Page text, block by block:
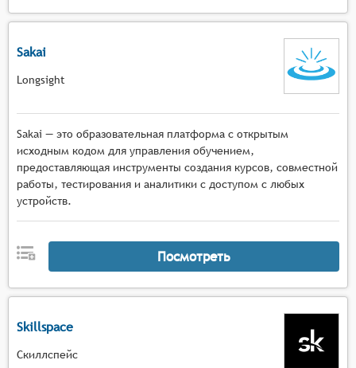
Sakai
Longsight
Sakai — это образовательная платформа с открытым
исходным кодом для управления обучением,
предоставляющая инструменты создания курсов, совместной
работы, тестирования и аналитики с доступом с любых
устройств.
Посмотреть
Skillspace
Скиллспейс